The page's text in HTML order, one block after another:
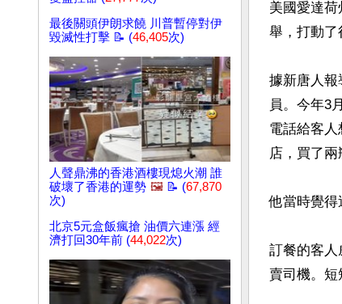
最後關頭伊朗求饒 川普暫停對伊
毀滅性打擊 📝 (46,405次)
人聲鼎沸的香港酒樓現熄火潮 誰
破壞了香港的運勢 🖼️ 📝 (67,870
次)
北京5元盒飯瘋搶 油價六連漲 經
濟打回30年前 (44,022次)
美國愛達
舉，打動了
據新唐人報
員。今年3
電話給客人
店，買了兩
他當時覺得
訂餐的客人
賣司機。短